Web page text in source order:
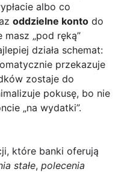
albo co
oddzielne konto do
„pod ręką”
działa schemat:
przekazuje
zostaje do
pokusę, bo nie
„na wydatki”.
które banki oferują
stałe, polecenia